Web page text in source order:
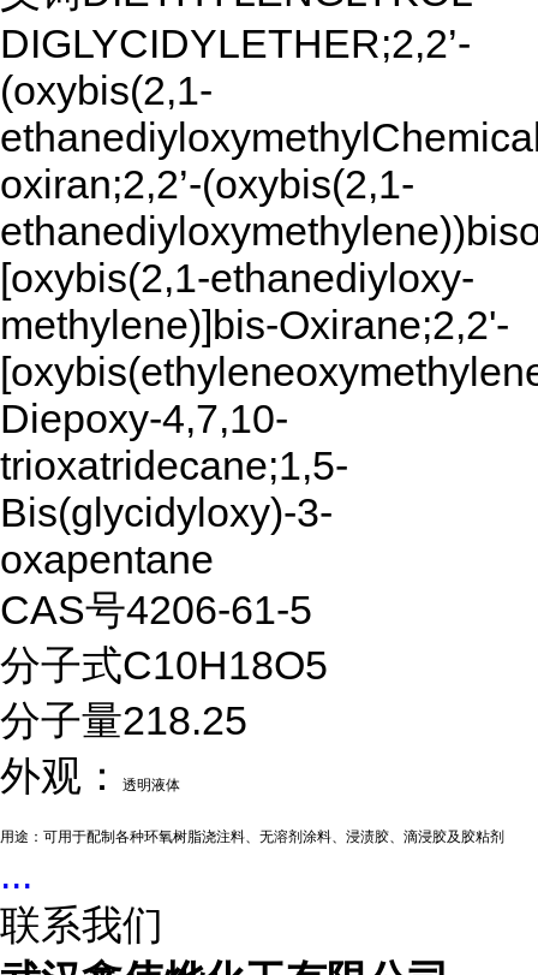
DIGLYCIDYLETHER;2,2’-
(oxybis(2,1-
oxiran;2,2’-(oxybis(2,1-
[oxybis(2,1-ethanediyloxy-
methylene)]bis-Oxirane;2,2'-
Diepoxy-4,7,10-
trioxatridecane;1,5-
Bis(glycidyloxy)-3-
oxapentane
CAS号4206-61-5
分子式C10H18O5
分子量218.25
外观：
透明液体
用途： 可用于配制各种环氧树脂浇注料、无溶剂涂料、浸渍胶、滴浸胶及胶粘剂
...
联系我们